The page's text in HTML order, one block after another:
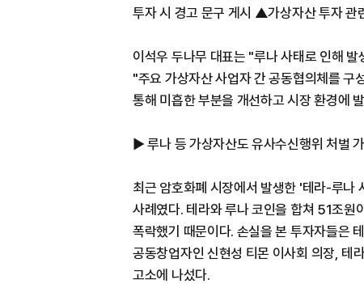
투자 시 경고 문구 게시 ▲가상자산 투자 관
이석우 두나무 대표는 "루나 사태로 인해
"주요 가상자산 사업자 간 공동협의체를 구
통해 미흡한 부분을 개선하고 시장 환경에
▶ 루나 등 가상자산도 유사수신행위 처벌
최근 암호화폐 시장에서 발생한 '테라-루나
사례였다. 테라와 루나 코인을 합쳐 51조원
폭락했기 때문이다. 손실을 본 투자자들은
공동창업자인 신현성 티몬 이사회 의장, 테
고소에 나섰다.